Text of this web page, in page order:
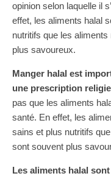
opinion selon laquelle il
effet, les aliments halal
nutritifs que les
plus savoureux.
Manger halal est
une prescription
pas que les aliments
santé. En effet, les
sains et plus nutritifs
sont souvent plus
Les aliments halal